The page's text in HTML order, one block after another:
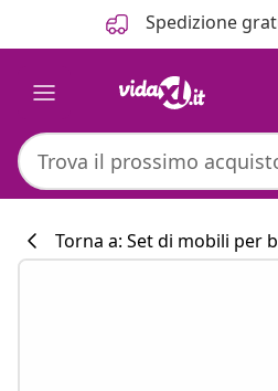
Spedizione
Torna a: Set di mobili per